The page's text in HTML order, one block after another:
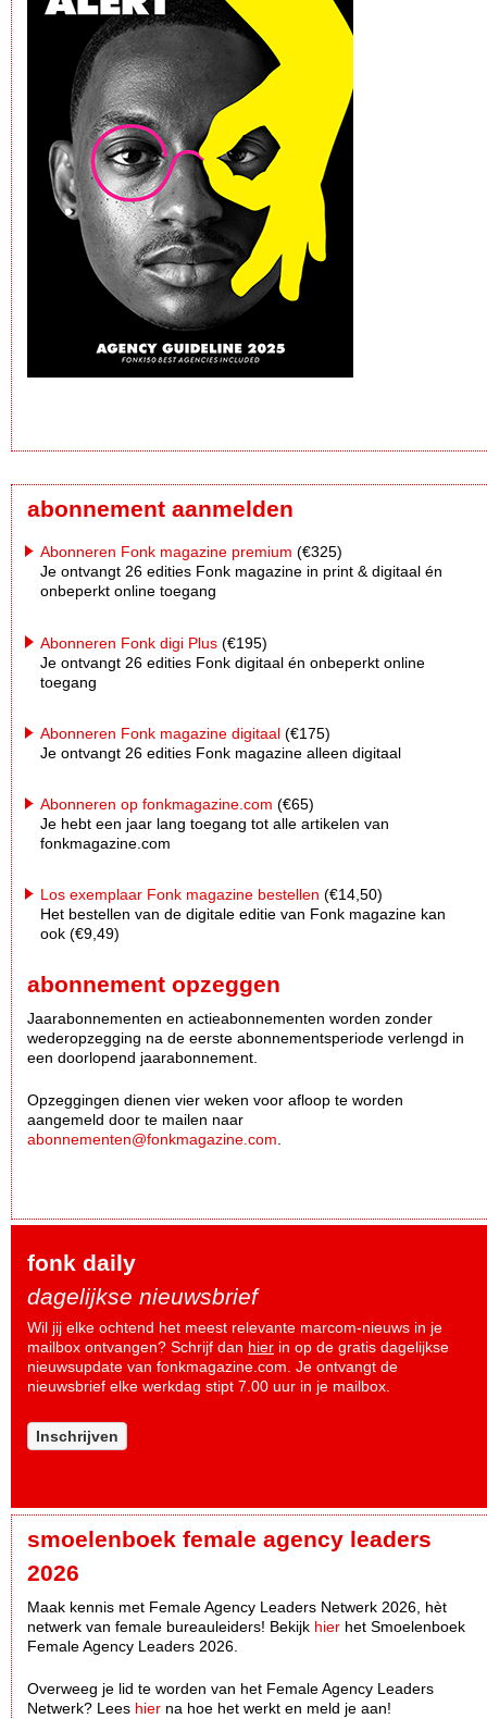
abonnement aanmelden
Abonneren Fonk magazine premium (€325)
Je ontvangt 26 edities Fonk magazine in print & digitaal én
onbeperkt online toegang
Abonneren Fonk digi Plus (€195)
Je ontvangt 26 edities Fonk digitaal én onbeperkt online
toegang
Abonneren Fonk magazine digitaal (€175)
Je ontvangt 26 edities Fonk magazine alleen digitaal
Abonneren op fonkmagazine.com (€65)
Je hebt een jaar lang toegang tot alle artikelen van
fonkmagazine.com
Los exemplaar Fonk magazine bestellen (€14,50)
Het bestellen van de digitale editie van Fonk magazine kan
ook (€9,49)
abonnement opzeggen
Jaarabonnementen en actieabonnementen worden zonder
wederopzegging na de eerste abonnementsperiode verlengd in
een doorlopend jaarabonnement.
Opzeggingen dienen vier weken voor afloop te worden
aangemeld door te mailen naar
abonnementen@fonkmagazine.com.
fonk daily
dagelijkse nieuwsbrief
Wil jij elke ochtend het meest relevante marcom-nieuws in je
mailbox ontvangen? Schrijf dan hier in op de gratis dagelijkse
nieuwsupdate van fonkmagazine.com. Je ontvangt de
nieuwsbrief elke werkdag stipt 7.00 uur in je mailbox.
Inschrijven
smoelenboek female agency leaders
2026
Maak kennis met Female Agency Leaders Netwerk 2026, hèt
netwerk van female bureauleiders! Bekijk hier het Smoelenboek
Female Agency Leaders 2026.
Overweeg je lid te worden van het Female Agency Leaders
Netwerk? Lees hier na hoe het werkt en meld je aan!